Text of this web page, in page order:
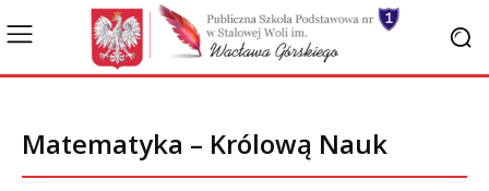
Matematyka – Królową Nauk